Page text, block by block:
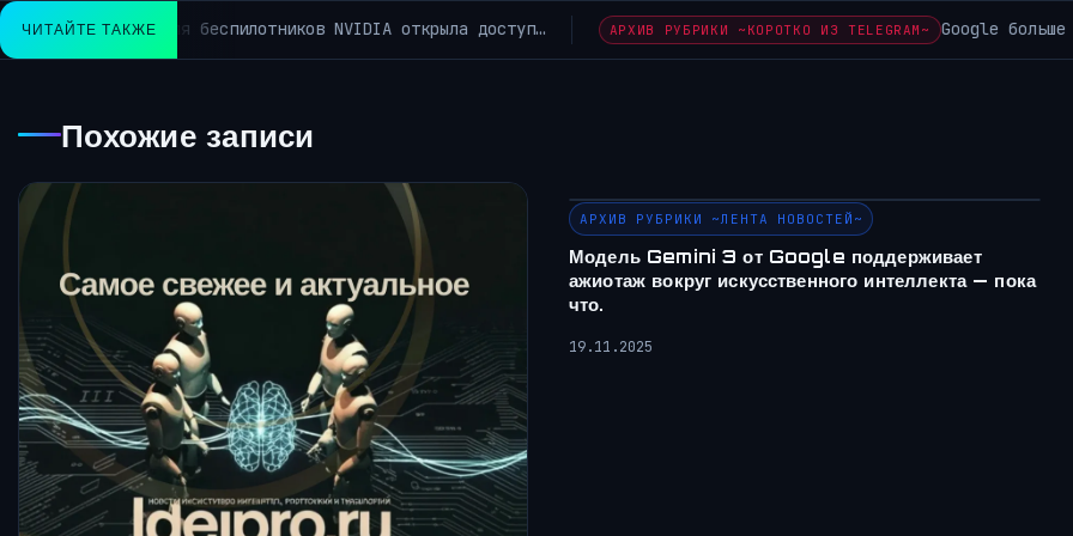
ЧИТАЙТЕ ТАКЖЕ
АРХИВ РУБРИКИ ~КОРОТКО ИЗ TELEGRAM~ Google больше не кормит сайты трафиком как раньше Axios снова… АРХИВ
Похожие записи
АРХИВ РУБРИКИ ~ЛЕНТА НОВОСТЕЙ~
Модель Gemini 3 от Google поддерживает
ажиотаж вокруг искусственного интеллекта — пока
что.
19.11.2025